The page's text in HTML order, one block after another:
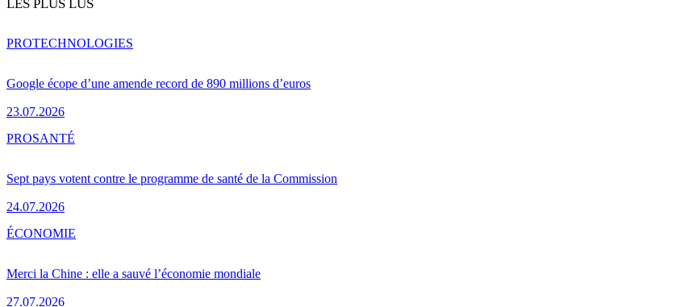
LES PLUS LUS
Google écope d’une amende record de 890 millions d’euros
23.07.2026
PROTECHNOLOGIES
Sept pays votent contre le programme de santé de la Commission
24.07.2026
PROSANTÉ
Merci la Chine : elle a sauvé l’économie mondiale
27.07.2026
ÉCONOMIE